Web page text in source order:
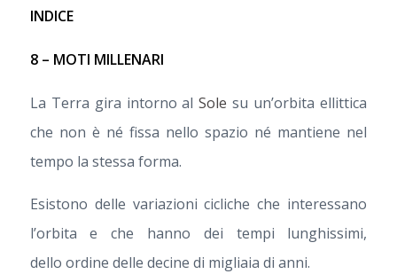
INDICE
8 – MOTI MILLENARI
La Terra gira intorno alSole su un’orbita ellittica
che non è né fissa nello spazio né mantiene nel
tempo la stessa forma.
Esistono delle variazioni cicliche che interessano
l’orbita e che hanno dei tempi lunghissimi,
dello ordine delle decine di migliaia di anni.